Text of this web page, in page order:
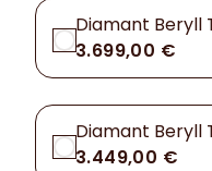
Diamant Beryll
3.699,00 €
Diamant Beryll
3.449,00 €